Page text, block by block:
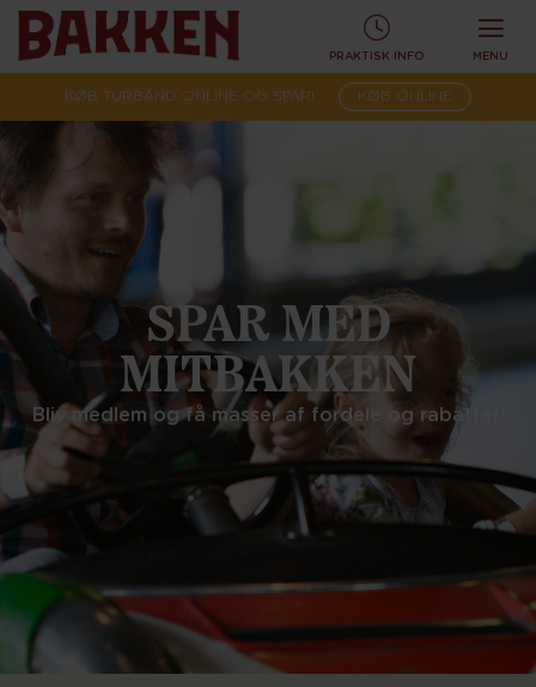
SPAR MED
MITBAKKEN
Bliv medlem og få masser af fordele og rabatter!
PRAKTISK INFO MENU
KØB TURBÅND ONLINE OG SPAR! KØB ONLINE